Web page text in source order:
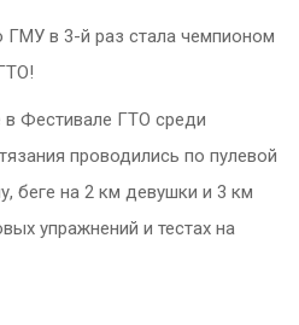
ГМУ в 3-й раз стала чемпионом
в Фестивале ГТО среди
проводились по пулевой
беге на 2 км девушки и 3 км
упражнений и тестах на